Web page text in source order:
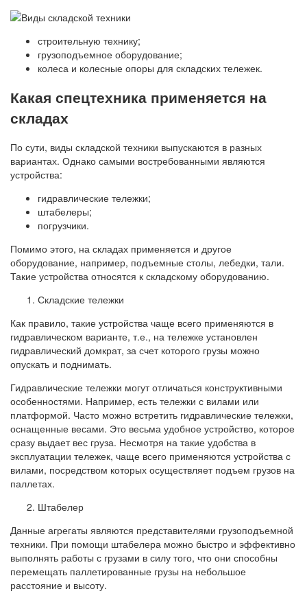
строительную технику;
грузоподъемное оборудование;
колеса и колесные опоры для складских тележек.
Какая спецтехника применяется на
складах
По сути, виды складской техники выпускаются в разных
вариантах. Однако самыми востребованными являются
устройства:
гидравлические тележки;
штабелеры;
погрузчики.
Помимо этого, на складах применяется и другое
оборудование, например, подъемные столы, лебедки, тали.
Такие устройства относятся к складскому оборудованию.
Складские тележки
Как правило, такие устройства чаще всего применяются в
гидравлическом варианте, т.е., на тележке установлен
гидравлический домкрат, за счет которого грузы можно
опускать и поднимать.
Гидравлические тележки могут отличаться конструктивными
особенностями. Например, есть тележки с вилами или
платформой. Часто можно встретить гидравлические тележки,
оснащенные весами. Это весьма удобное устройство, которое
сразу выдает вес груза. Несмотря на такие удобства в
эксплуатации тележек, чаще всего применяются устройства с
вилами, посредством которых осуществляет подъем грузов на
паллетах.
Штабелер
Данные агрегаты являются представителями грузоподъемной
техники. При помощи штабелера можно быстро и эффективно
выполнять работы с грузами в силу того, что они способны
перемещать паллетированные грузы на небольшое
расстояние и высоту.